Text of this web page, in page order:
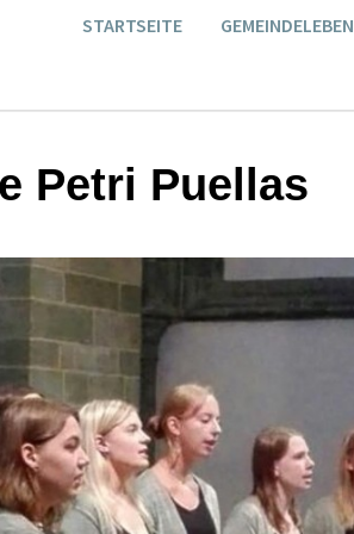
STARTSEITE GEMEINDELEBEN
Petri Puellas